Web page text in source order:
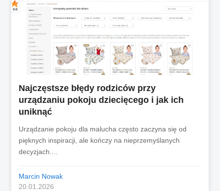
Najczęstsze błędy rodziców przy
urządzaniu pokoju dziecięcego i jak ich
uniknąć
Urządzanie pokoju dla malucha często zaczyna się od
pięknych inspiracji, ale kończy na nieprzemyślanych
decyzjach....
Marcin Nowak
20.01.2026